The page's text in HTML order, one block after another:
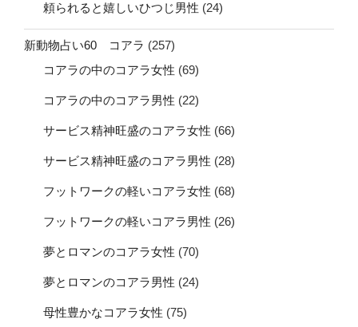
頼られると嬉しいひつじ男性 (24)
新動物占い60 コアラ (257)
コアラの中のコアラ女性 (69)
コアラの中のコアラ男性 (22)
サービス精神旺盛のコアラ女性 (66)
サービス精神旺盛のコアラ男性 (28)
フットワークの軽いコアラ女性 (68)
フットワークの軽いコアラ男性 (26)
夢とロマンのコアラ女性 (70)
夢とロマンのコアラ男性 (24)
母性豊かなコアラ女性 (75)